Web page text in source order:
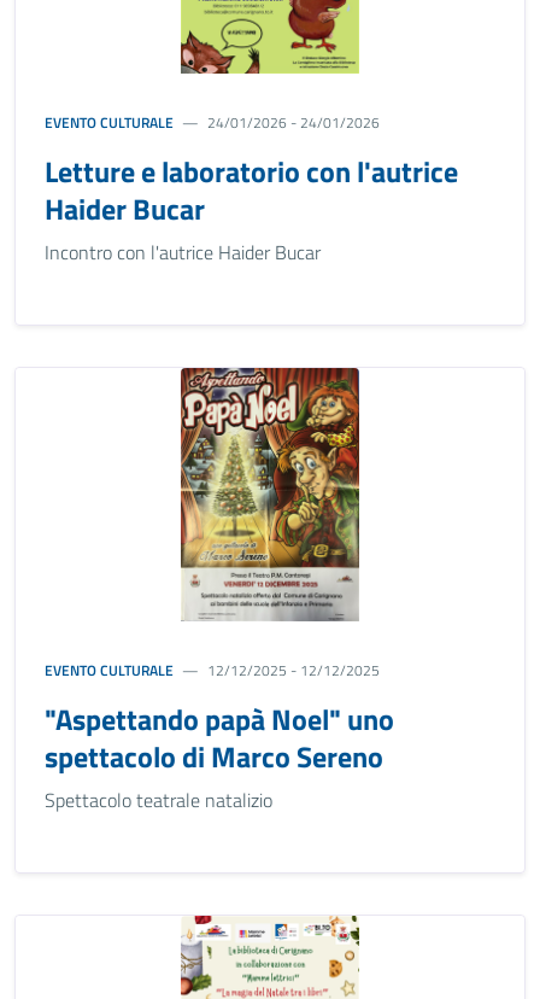
EVENTO CULTURALE 24/01/2026 - 24/01/2026
Letture e laboratorio con l'autrice
Haider Bucar
Incontro con l'autrice Haider Bucar
EVENTO CULTURALE 12/12/2025 - 12/12/2025
"Aspettando papà Noel" uno
spettacolo di Marco Sereno
Spettacolo teatrale natalizio